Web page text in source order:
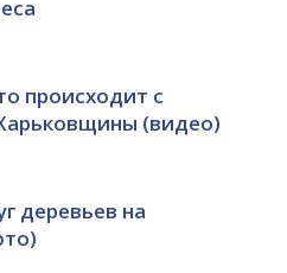
происходит с
(видео)
деревьев на